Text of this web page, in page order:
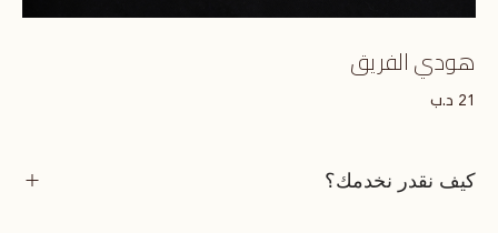
هودي الفريق
21 د.ب
كيف نقدر نخدمك؟